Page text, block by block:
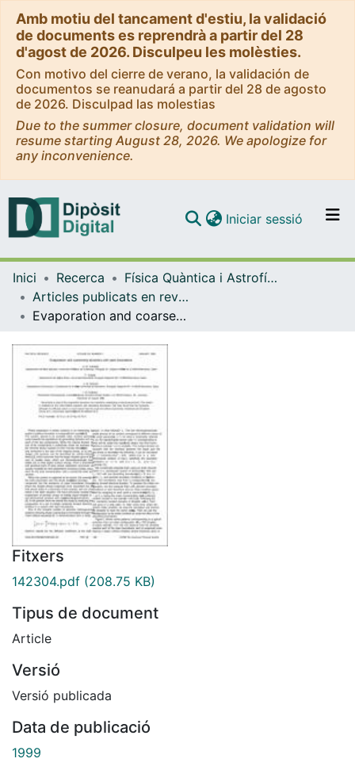
Amb motiu del tancament d'estiu, la validació
de documents es reprendrà a partir del 28
d'agost de 2026. Disculpeu les molèsties.
Con motivo del cierre de verano, la validación de
documentos se reanudará a partir del 28 de agosto
de 2026. Disculpad las molestias
Due to the summer closure, document validation will
resume starting August 28, 2026. We apologize for
any inconvenience.
Navega per tot el DD
Contacte
Iniciar sessió (current)
Inici Recerca
Física Quàntica i Astrofísica
Articles publicats en revistes (Física Quàntica i Astrofísica)
Evaporation and coarsening dynamics with open boundaries
Fitxers
142304.pdf (208.75 KB)
Tipus de document
Article
Versió
Versió publicada
Data de publicació
1999